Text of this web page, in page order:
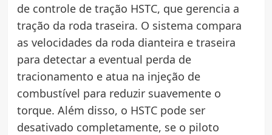
de controle de tração HSTC, que gerencia a
tração da roda traseira. O sistema compara
as velocidades da roda dianteira e traseira
para detectar a eventual perda de
tracionamento e atua na injeção de
combustível para reduzir suavemente o
torque. Além disso, o HSTC pode ser
desativado completamente, se o piloto